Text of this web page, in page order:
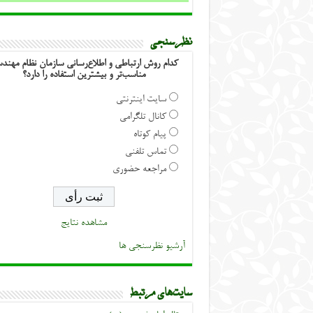
نظرسنجی
کدام روش ارتباطی و اطلاع‌رسانی سازمان نظام
مناسب‌تر و بیشترین استفاده را دارد؟
سایت اینترنتی
کانال تلگرامی
پیام کوتاه
تماس تلفنی
مراجعه حضوری
مشاهده نتایج
آرشیو نظرسنجی ها
سایت‌های مرتبط